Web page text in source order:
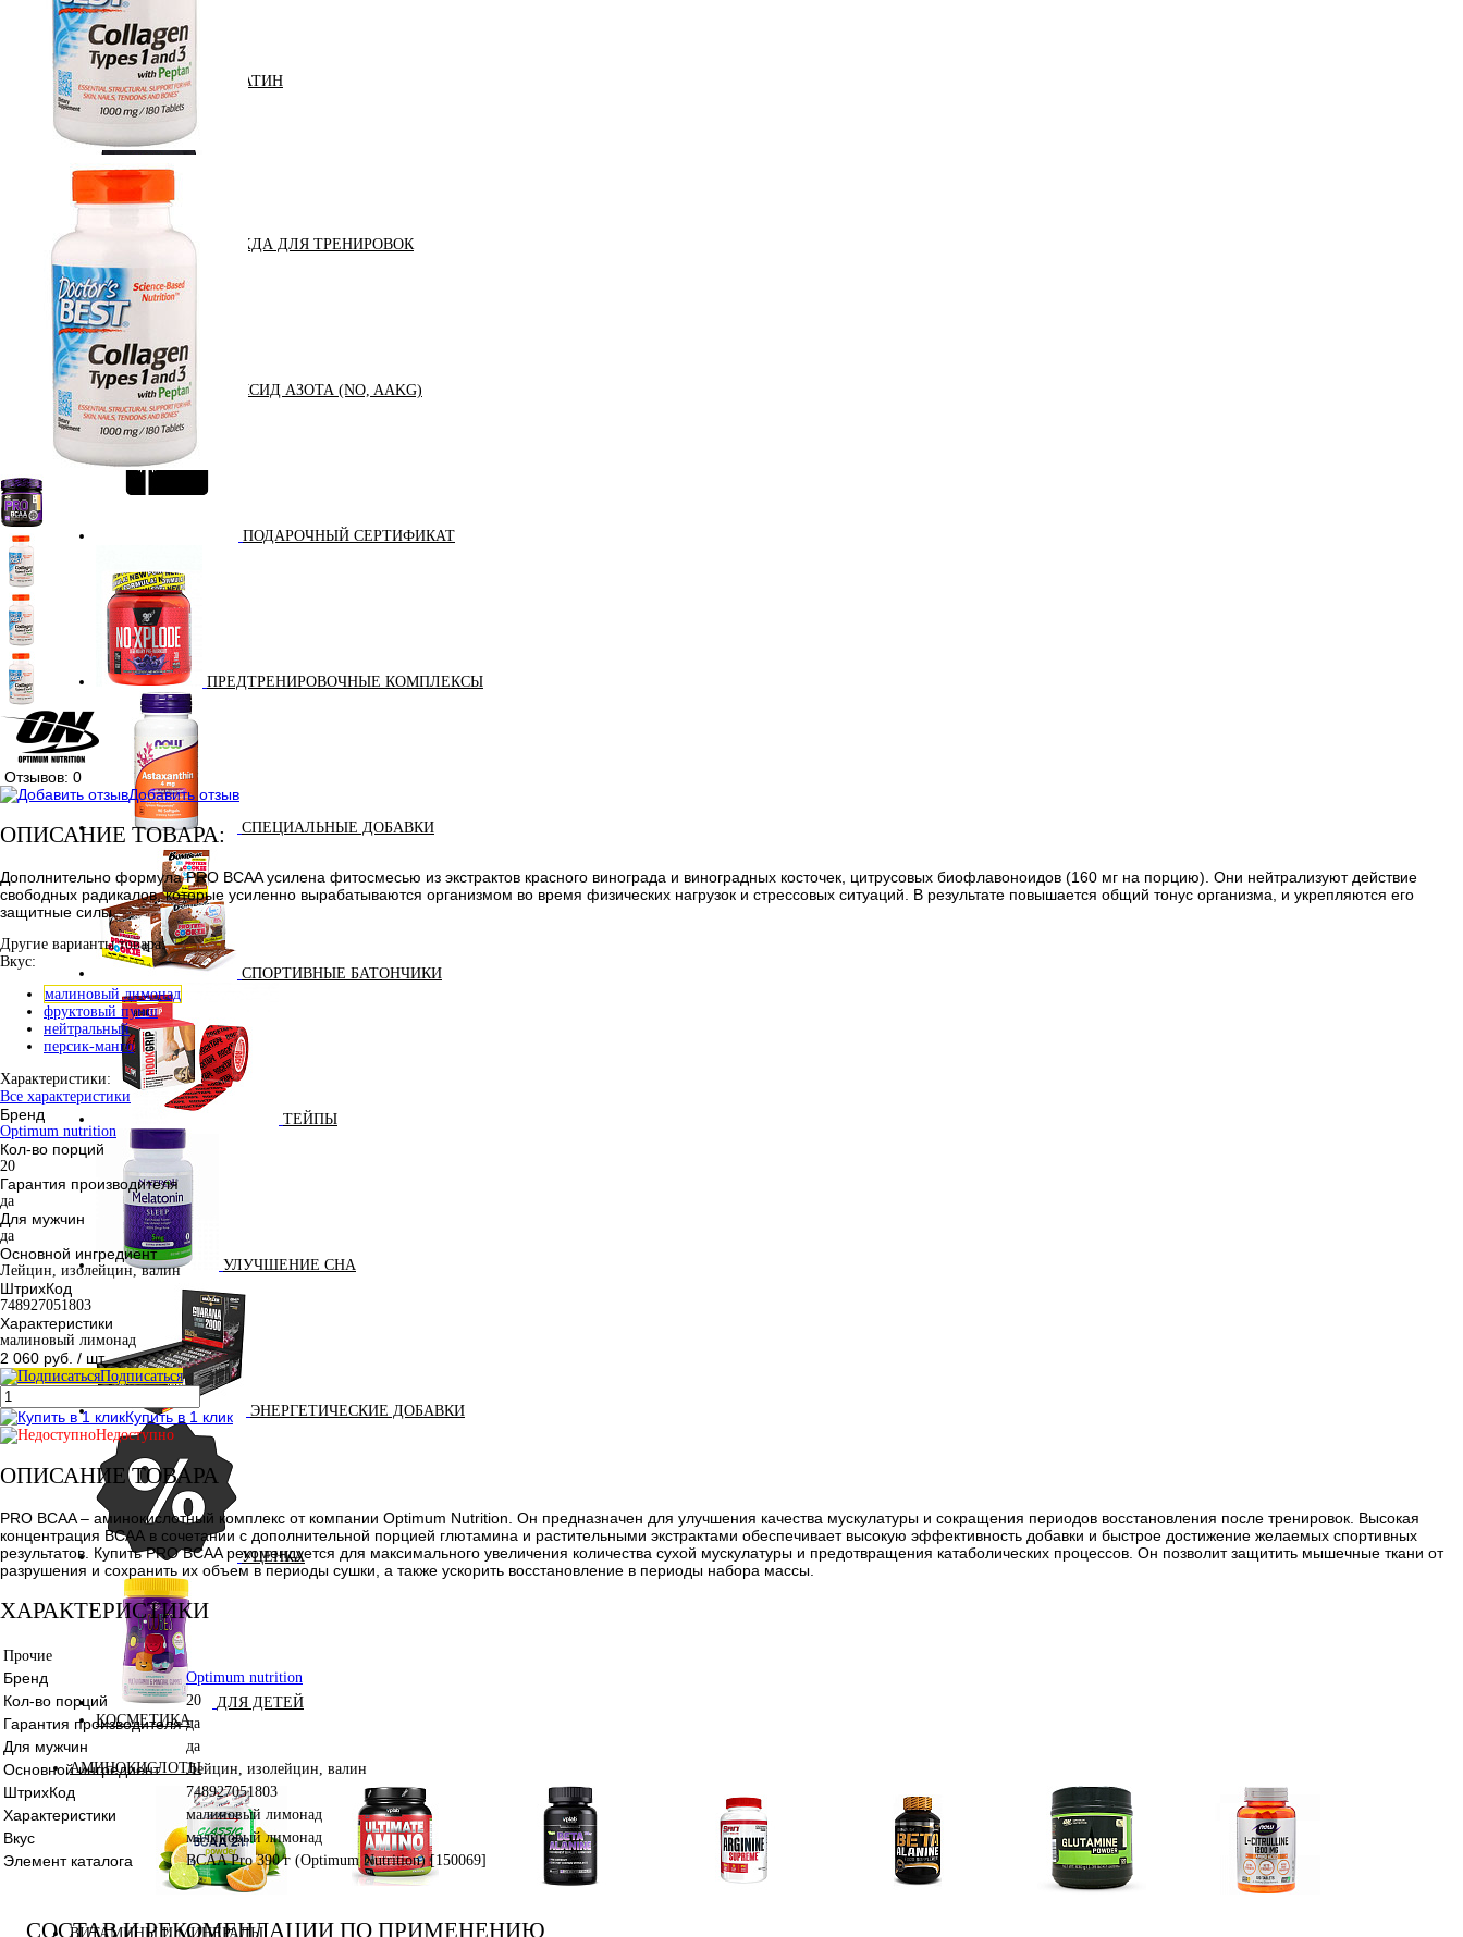
КРЕАТИН
KETO
ОДЕЖДА ДЛЯ ТРЕНИРОВОК
ОКСИД АЗОТА (NO, AAKG)
ПОДАРОЧНЫЙ СЕРТИФИКАТ
ПРЕДТРЕНИРОВОЧНЫЕ КОМПЛЕКСЫ
СПЕЦИАЛЬНЫЕ ДОБАВКИ
СПОРТИВНЫЕ БАТОНЧИКИ
ТЕЙПЫ
УЛУЧШЕНИЕ СНА
ЭНЕРГЕТИЧЕСКИЕ ДОБАВКИ
УЦЕНКА
ДЛЯ ДЕТЕЙ
КОСМЕТИКА
АМИНОКИСЛОТЫ
ВИТАМИНЫ И МИНЕРАЛЫ
Отзывов: 0
Добавить отзыв
ОПИСАНИЕ ТОВАРА:
Дополнительно формула PRO BCAA усилена фитосмесью из экстрактов красного винограда и виноградных косточек, цитрусовых биофлавоноидов (160 мг на порцию). Они нейтрализуют действие
свободных радикалов, которые усиленно вырабатываются организмом во время физических нагрузок и стрессовых ситуаций. В результате повышается общий тонус организма, и укрепляются его
защитные силы.
Другие варианты товара:
Вкус:
малиновый лимонад
фруктовый пунш
нейтральный
персик-манго
Характеристики:
Все характеристики
Бренд
Optimum nutrition
Кол-во порций
20
Гарантия производителя
да
Для мужчин
да
Основной ингредиент
Лейцин, изолейцин, валин
ШтрихКод
748927051803
Характеристики
малиновый лимонад
2 060 руб. / шт
Подписаться
Купить в 1 клик
Недоступно
ОПИСАНИЕ ТОВАРА
PRO BCAA – аминокислотный комплекс от компании Optimum Nutrition. Он предназначен для улучшения качества мускулатуры и сокращения периодов восстановления после тренировок. Высокая
концентрация ВСАА в сочетании с дополнительной порцией глютамина и растительными экстрактами обеспечивает высокую эффективность добавки и быстрое достижение желаемых спортивных
результатов. Купить PRO BCAA рекомендуется для максимального увеличения количества сухой мускулатуры и предотвращения катаболических процессов. Он позволит защитить мышечные ткани от
разрушения и сохранить их объем в периоды сушки, а также ускорить восстановление в периоды набора массы.
ХАРАКТЕРИСТИКИ
Прочие
Бренд Optimum nutrition
Кол-во порций 20
Гарантия производителя да
Для мужчин да
Основной ингредиент Лейцин, изолейцин, валин
ШтрихКод 748927051803
Характеристики малиновый лимонад
Вкус малиновый лимонад
Элемент каталога BCAA Pro 390 г (Optimum Nutrition) [150069]
СОСТАВ И РЕКОМЕНДАЦИИ ПО ПРИМЕНЕНИЮ